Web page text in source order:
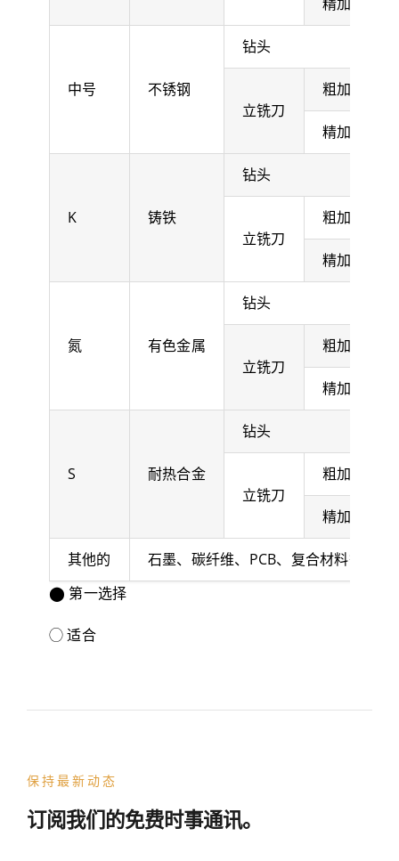
中号 不锈钢
钻头
立铣刀
粗加工
精加工
K 铸铁
钻头
立铣刀
粗加工
精加工
氮 有色金属
钻头
立铣刀
粗加工
精加工
S 耐热合金
钻头
立铣刀
粗加工
精加工
其他的
石墨、碳纤维、PCB、复合材料等
⬤ 第一选择
◯ 适合
保持最新动态
订阅我们的免费时事通讯。